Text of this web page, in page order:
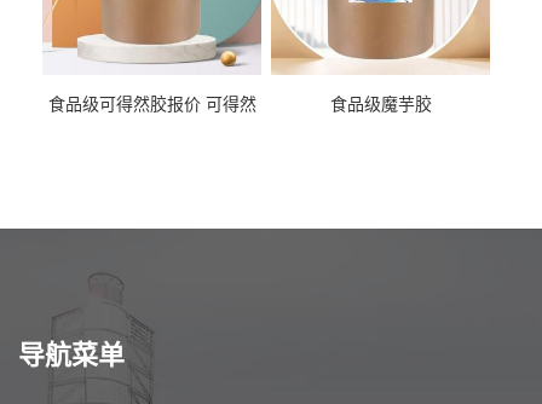
食品级可得然胶报价 可得然
食品级魔芋胶
导航菜单